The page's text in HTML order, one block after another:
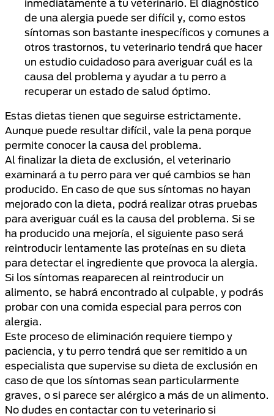
inmediatamente a tu veterinario. El diagnóstico
de una alergia puede ser difícil y, como estos
síntomas son bastante inespecíficos y comunes a
otros trastornos, tu veterinario tendrá que hacer
un estudio cuidadoso para averiguar cuál es la
causa del problema y ayudar a tu perro a
recuperar un estado de salud óptimo.
Estas dietas tienen que seguirse estrictamente.
Aunque puede resultar difícil, vale la pena porque
permite conocer la causa del problema.
Al finalizar la dieta de exclusión, el veterinario
examinará a tu perro para ver qué cambios se han
producido. En caso de que sus síntomas no hayan
mejorado con la dieta, podrá realizar otras pruebas
para averiguar cuál es la causa del problema. Si se
ha producido una mejoría, el siguiente paso será
reintroducir lentamente las proteínas en su dieta
para detectar el ingrediente que provoca la alergia.
Si los síntomas reaparecen al reintroducir un
alimento, se habrá encontrado al culpable, y podrás
probar con una comida especial para perros con
alergia.
Este proceso de eliminación requiere tiempo y
paciencia, y tu perro tendrá que ser remitido a un
especialista que supervise su dieta de exclusión en
caso de que los síntomas sean particularmente
graves, o si parece ser alérgico a más de un alimento.
No dudes en contactar con tu veterinario si